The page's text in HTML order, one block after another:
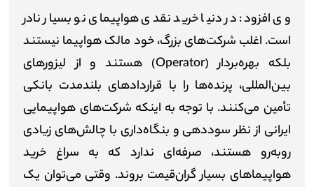
وی افزود: در دنیا خرید نقدی هواپیمای نو بسیار نادر
است. اغلب شرکت‌های بزرگ، خود مالک هواپیما نیستند
بلکه بهره‌بردار (Operator) هستند و از لیزورهای
بین‌المللی، پرنده‌ها را با قراردادهای بلندمدت بانکی
تأمین می‌کنند. با توجه به اینکه شرکت‌های هواپیمایی
ایرانی از نظر سوددهی و بنگاه‌داری با چالش‌های زیادی
روبه‌رو هستند، صرفه‌ای ندارد که به سراغ خرید
هواپیماهای بسیار گران‌قیمت بروند. وقتی می‌توان یک